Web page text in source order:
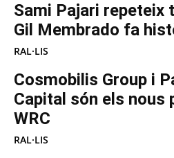
Sami Pajari repeteix
Gil Membrado fa
RAL·LIS
Cosmobilis Group i
Capital són els nous
WRC
RAL·LIS